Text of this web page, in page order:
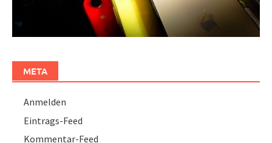
META
Anmelden
Eintrags-Feed
Kommentar-Feed